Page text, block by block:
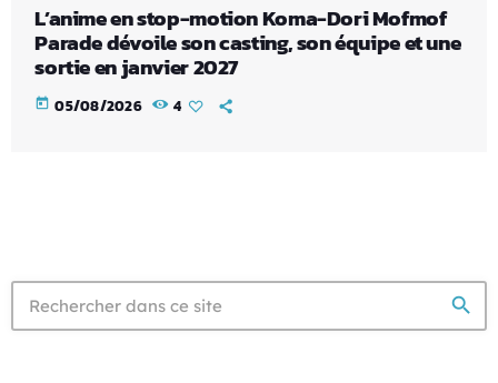
L’anime en stop-motion Koma-Dori Mofmof
Parade dévoile son casting, son équipe et une
sortie en janvier 2027
today 05/08/2026 4
search